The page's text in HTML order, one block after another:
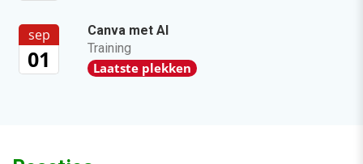
sep
01
Canva met AI
Training
Laatste plekken